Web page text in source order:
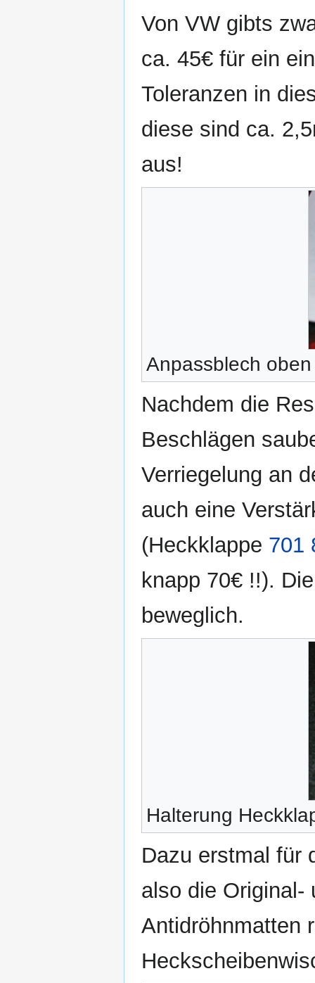
Von VW gibts
ca. 45€ für ein
Toleranzen in
diese sind ca.
aus!
Anpassblech oben
Nachdem die
Beschlägen
Verriegelung an
auch eine
(Heckklappe 701
knapp 70€ !!).
beweglich.
Halterung
Dazu erstmal für
also die Original-
Antidröhnmatten